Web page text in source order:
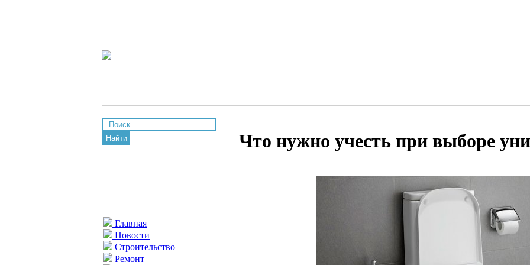
Найти
Главная
Новости
Строительство
Ремонт
Что нужно учесть при выборе